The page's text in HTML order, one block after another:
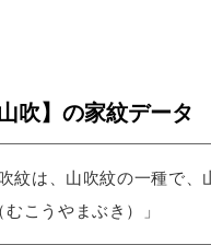
吹】の家紋データ
紋は、山吹紋の一種で、
むこうやまぶき）」